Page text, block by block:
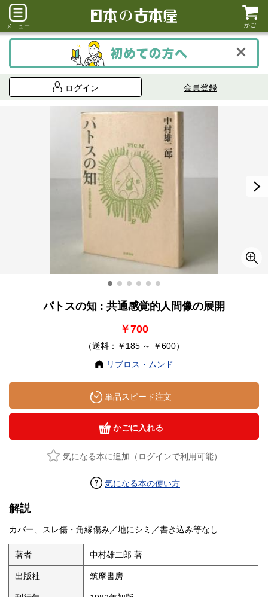
メニュー かご
ログイン 会員登録
パトスの知 : 共通感覚的人間像の展開
￥700
（送料：￥185 ～ ￥600）
リブロス・ムンド
単品スピード注文
かごに入れる
気になる本に追加（ログインで利用可能）
気になる本の使い方
解説
カバー、スレ傷・角縁傷み／地にシミ／書き込み等なし
著者 中村雄二郎 著
出版社 筑摩書房